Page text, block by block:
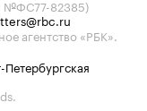
№ФС77-82385)
агентство «РБК».
Петербургская